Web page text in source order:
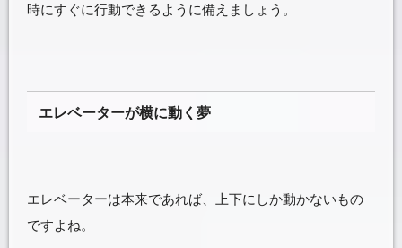
時にすぐに行動できるように備えましょう。
エレベーターが横に動く夢
エレベーターは本来であれば、上下にしか動かないもの
ですよね。